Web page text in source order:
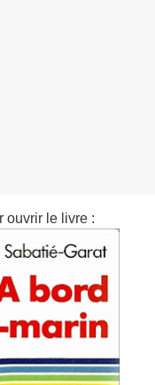
ouvrir le livre :